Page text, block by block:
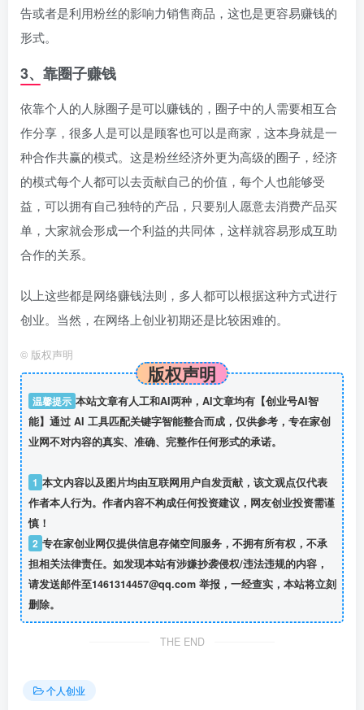
告或者是利用粉丝的影响力销售商品，这也是更容易赚钱的
形式。
3、靠圈子赚钱
依靠个人的人脉圈子是可以赚钱的，圈子中的人需要相互合
作分享，很多人是可以是顾客也可以是商家，这本身就是一
种合作共赢的模式。这是粉丝经济外更为高级的圈子，经济
的模式每个人都可以去贡献自己的价值，每个人也能够受
益，可以拥有自己独特的产品，只要别人愿意去消费产品买
单，大家就会形成一个利益的共同体，这样就容易形成互助
合作的关系。
以上这些都是网络赚钱法则，多人都可以根据这种方式进行
创业。当然，在网络上创业初期还是比较困难的。
© 版权声明
版权声明
温馨提示 本站文章有人工和AI两种，AI文章均有【创业号AI智
能】通过 AI 工具匹配关键字智能整合而成，仅供参考，专在家创
业网不对内容的真实、准确、完整作任何形式的承诺。
1 本文内容以及图片均由互联网用户自发贡献，该文观点仅代表
作者本人行为。作者内容不构成任何投资建议，网友创业投资需谨
慎！
2 专在家创业网仅提供信息存储空间服务，不拥有所有权，不承
担相关法律责任。如发现本站有涉嫌抄袭侵权/违法违规的内容，
请发送邮件至1461314457@qq.com 举报，一经查实，本站将立刻
删除。
THE END
个人创业